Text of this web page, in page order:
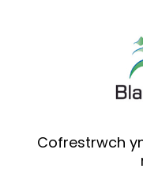
Cofrestrwch